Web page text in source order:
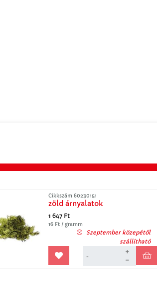
Cikkszám 60230151
zöld árnyalatok
1 647 Ft
16 Ft / gramm
Szeptember közepétől
szállítható